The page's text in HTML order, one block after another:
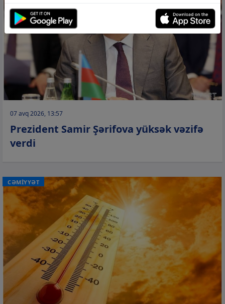
07 avq 2026, 13:57
Prezident Samir Şərifova yüksək vəzifə
verdi
CƏMİYYƏT